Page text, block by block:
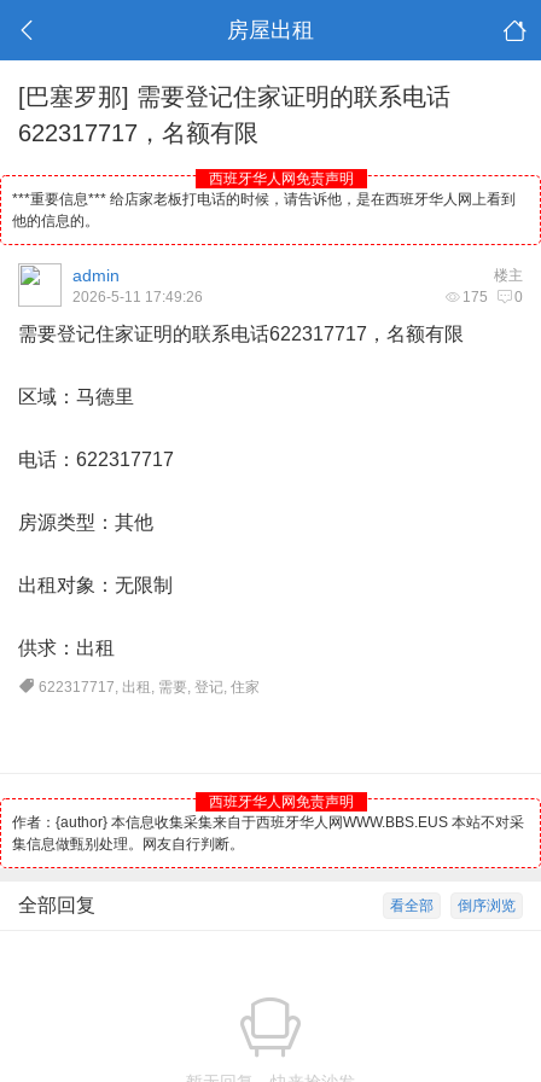
房屋出租
[巴塞罗那] 需要登记住家证明的联系电话
622317717，名额有限
西班牙华人网免责声明
***重要信息*** 给店家老板打电话的时候，请告诉他，是在西班牙华人网上看到
他的信息的。
楼主
admin
175 0
2026-5-11 17:49:26
需要登记住家证明的联系电话622317717，名额有限
区域： 马德里
电话：622317717
房源类型：其他
出租对象：无限制
供求：出租
622317717, 出租 , 需要,登记,住家
西班牙华人网免责声明
作者：{author} 本信息收集采集来自于西班牙华人网WWW.BBS.EUS 本站不对采
集信息做甄别处理。网友自行判断。
倒序浏览
看全部
全部回复